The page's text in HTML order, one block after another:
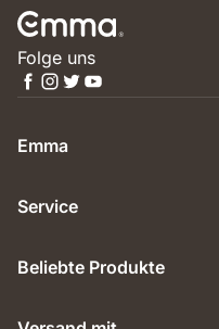
Folge uns
Emma
Service
Beliebte Produkte